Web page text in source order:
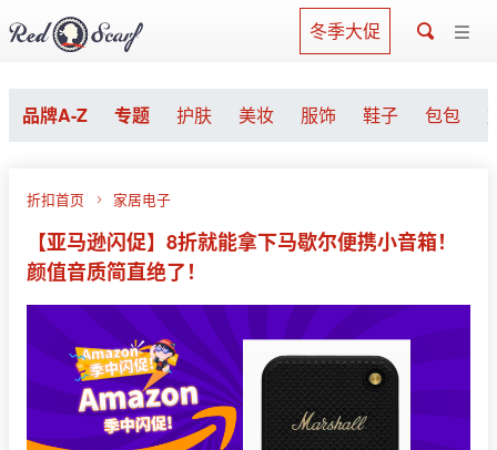
冬季大促
品牌A-Z 专题 护肤 美妆 服饰 鞋子 包包
折扣首页 家居电子
【亚马逊闪促】8折就能拿下马歇尔便携小音箱！
颜值音质简直绝了！